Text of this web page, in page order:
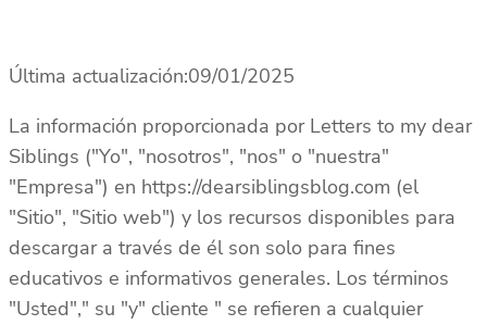
Última actualización:09/01/2025
La información proporcionada por Letters to my dear
Siblings ("Yo", "nosotros", "nos" o "nuestra"
"Empresa") en https://dearsiblingsblog.com (el
"Sitio", "Sitio web") y los recursos disponibles para
descargar a través de él son solo para fines
educativos e informativos generales. Los términos
"Usted"," su "y" cliente " se refieren a cualquier